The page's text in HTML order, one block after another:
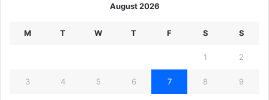
August 2026
M T W T F S S
1 2
3 4 5 6 7 8 9